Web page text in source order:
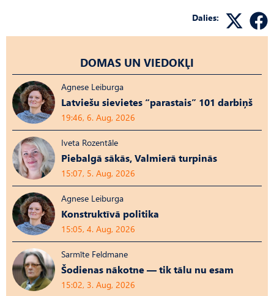
Dalies:
DOMAS UN VIEDOKĻI
Agnese Leiburga
Latviešu sievietes “parastais” 101 darbiņš
19:46, 6. Aug, 2026
Iveta Rozentāle
Piebalgā sākās, Valmierā turpinās
15:07, 5. Aug, 2026
Agnese Leiburga
Konstruktīvā politika
15:05, 4. Aug, 2026
Sarmīte Feldmane
Šodienas nākotne — tik tālu nu esam
15:02, 3. Aug, 2026